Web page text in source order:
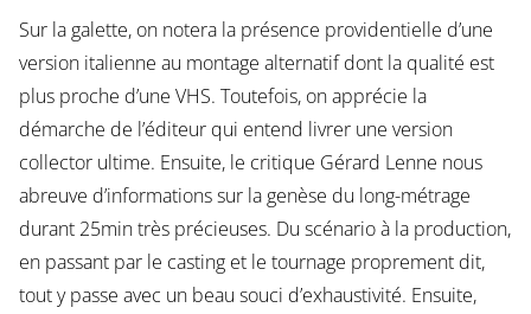
Sur la galette, on notera la présence providentielle d’une
version italienne au montage alternatif dont la qualité est
plus proche d’une VHS. Toutefois, on apprécie la
démarche de l’éditeur qui entend livrer une version
collector ultime. Ensuite, le critique Gérard Lenne nous
abreuve d’informations sur la genèse du long-métrage
durant 25min très précieuses. Du scénario à la production,
en passant par le casting et le tournage proprement dit,
tout y passe avec un beau souci d’exhaustivité. Ensuite,